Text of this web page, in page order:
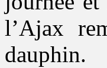
l’Ajax
dauphin.